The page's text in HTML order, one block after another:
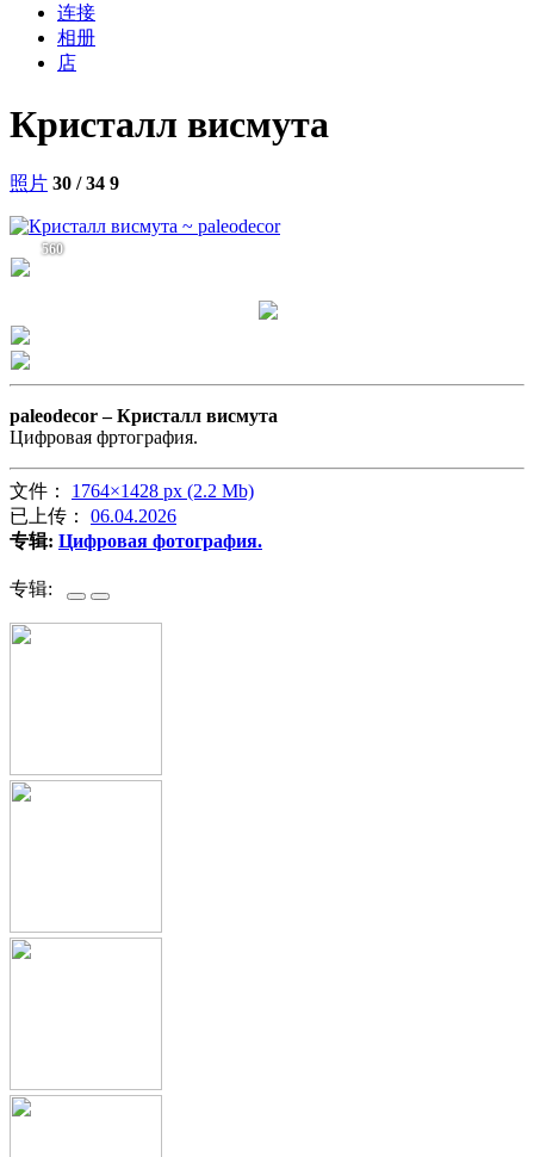
连接
相册
店
Кристалл висмута
照片 30 / 34 9
560
paleodecor –Кристалл висмута
Цифровая фртография.
文件： 1764×1428 px (2.2 Mb)
已上传： 06.04.2026
专辑: Цифровая фотография.
专辑: